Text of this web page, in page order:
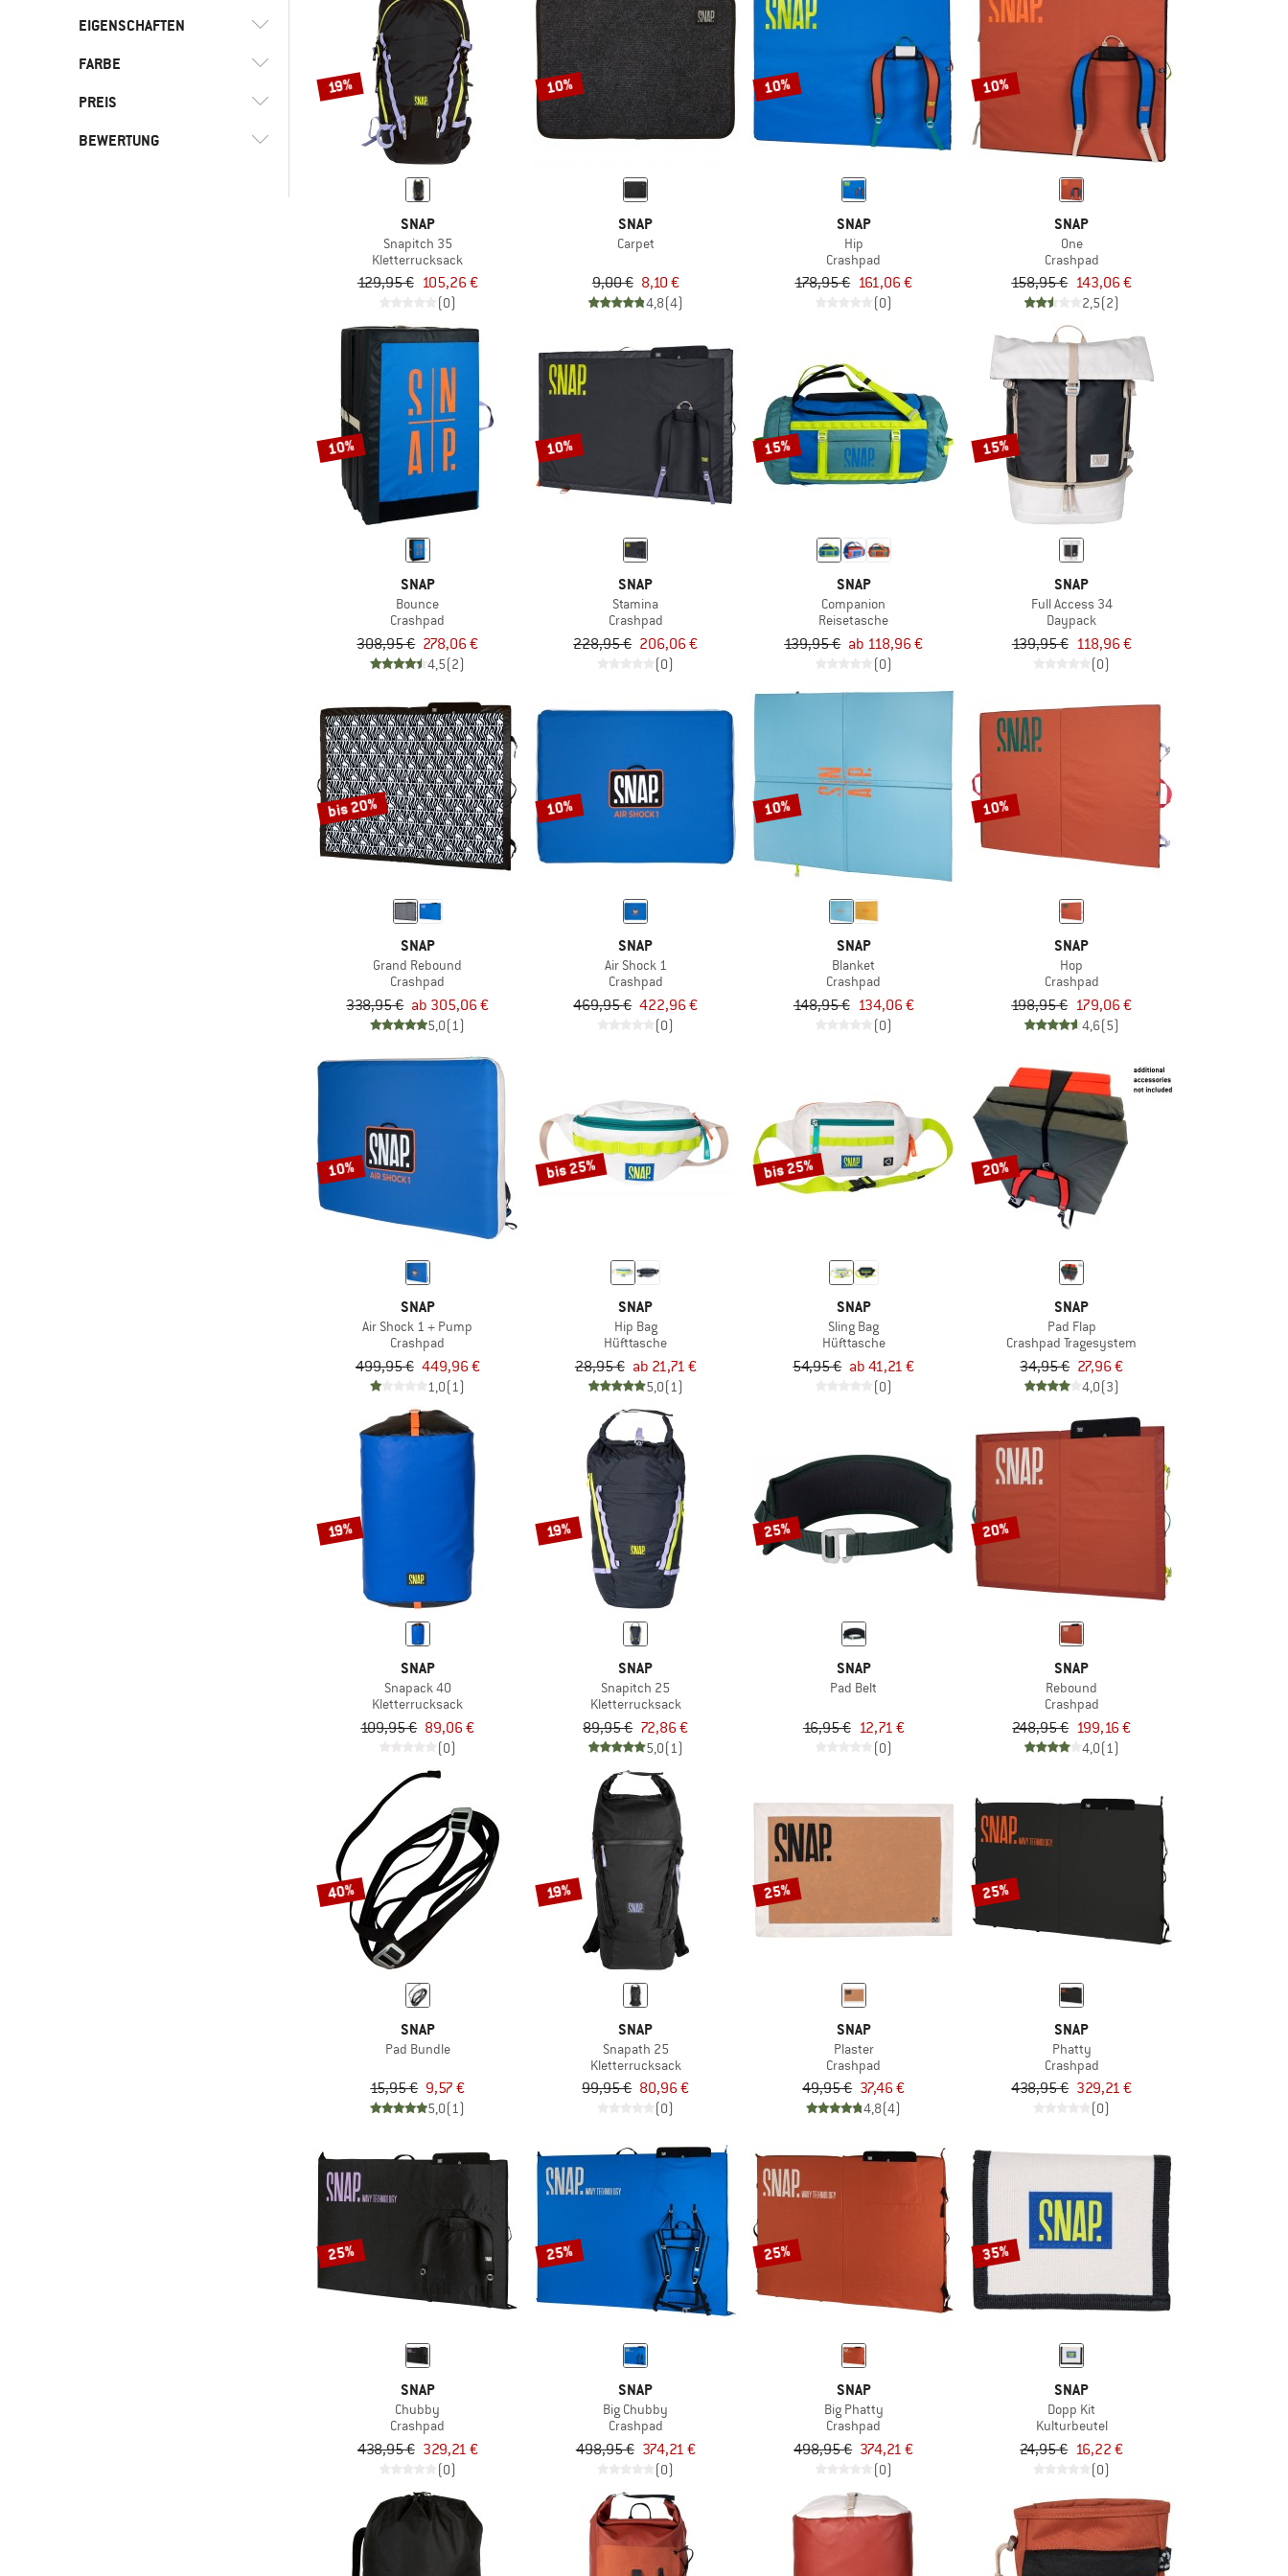
Alltag (4)
Bouldern
Klettern(42)
EIGENSCHAFTEN
PVC-frei
FARBE
PREIS
BEWERTUNG
19%
SNAP
Snapitch 35
Kletterrucksack
129,95 € 105,26 €
(0)
10%
SNAP
Carpet
9,00 € 8,10 €
4,8(4)
10%
SNAP
Hip
Crashpad
178,95 € 161,06 €
(0)
10%
SNAP
One
Crashpad
158,95 € 143,06 €
2,5(2)
10%
SNAP
Bounce
Crashpad
308,95 € 278,06 €
4,5(2)
10%
SNAP
Stamina
Crashpad
228,95 € 206,06 €
(0)
15%
SNAP
Companion
Reisetasche
139,95 € ab 118,96 €
(0)
15%
SNAP
Full Access 34
Daypack
139,95 € 118,96 €
(0)
bis 20%
SNAP
Grand Rebound
Crashpad
338,95 € ab 305,06 €
5,0(1)
10%
SNAP
Air Shock 1
Crashpad
469,95 € 422,96 €
(0)
10%
SNAP
Blanket
Crashpad
148,95 € 134,06 €
(0)
10%
SNAP
Hop
Crashpad
198,95 € 179,06 €
4,6(5)
10%
SNAP
Air Shock 1 + Pump
Crashpad
499,95 € 449,96 €
1,0(1)
bis 25%
SNAP
Hip Bag
Hüfttasche
28,95 € ab 21,71 €
5,0(1)
bis 25%
SNAP
Sling Bag
Hüfttasche
54,95 € ab 41,21 €
(0)
20%
SNAP
Pad Flap
Crashpad Tragesystem
34,95 € 27,96 €
4,0(3)
19%
SNAP
Snapack 40
Kletterrucksack
109,95 € 89,06 €
(0)
19%
SNAP
Snapitch 25
Kletterrucksack
89,95 € 72,86 €
5,0(1)
25%
SNAP
Pad Belt
16,95 € 12,71 €
(0)
20%
SNAP
Rebound
Crashpad
248,95 € 199,16 €
4,0(1)
40%
SNAP
Pad Bundle
15,95 € 9,57 €
5,0(1)
19%
SNAP
Snapath 25
Kletterrucksack
99,95 € 80,96 €
(0)
25%
SNAP
Plaster
Crashpad
49,95 € 37,46 €
4,8(4)
25%
SNAP
Phatty
Crashpad
438,95 € 329,21 €
(0)
25%
SNAP
Chubby
Crashpad
438,95 € 329,21 €
(0)
25%
SNAP
Big Chubby
Crashpad
498,95 € 374,21 €
(0)
25%
SNAP
Big Phatty
Crashpad
498,95 € 374,21 €
(0)
35%
SNAP
Dopp Kit
Kulturbeutel
24,95 € 16,22 €
(0)